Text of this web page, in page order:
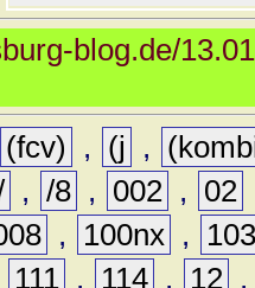
blog.de/
(fcv) , (j ,
, /8 , 002 , 02
, 100nx ,
111 , 114 , 12